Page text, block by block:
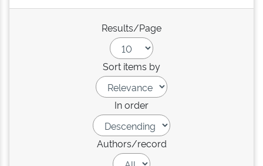
Results/Page
Sort items by
In order
Authors/record